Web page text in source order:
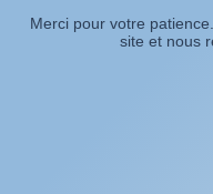
Merci pour votre
site et nous